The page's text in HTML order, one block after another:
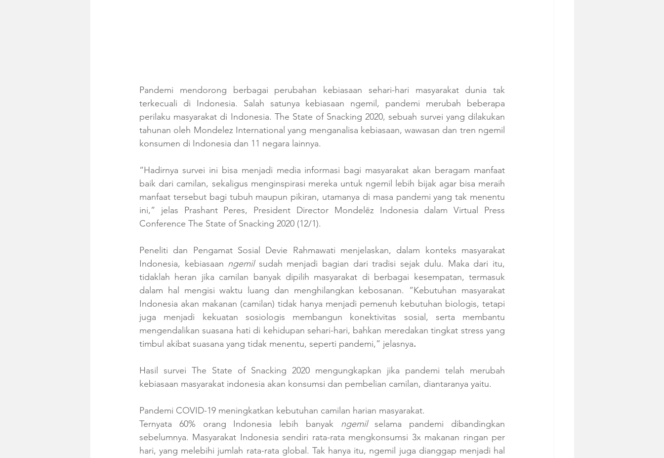
Pandemi mendorong berbagai perubahan kebiasaan sehari-hari masyarakat dunia tak
terkecuali di Indonesia. Salah satunya kebiasaan ngemil, pandemi merubah beberapa
perilaku masyarakat di Indonesia. The State of Snacking 2020, sebuah survei yang dilakukan
tahunan oleh Mondelez International yang menganalisa kebiasaan, wawasan dan tren ngemil
konsumen di Indonesia dan 11 negara lainnya.
“Hadirnya survei ini bisa menjadi media informasi bagi masyarakat akan beragam manfaat
baik dari camilan, sekaligus menginspirasi mereka untuk ngemil lebih bijak agar bisa meraih
manfaat tersebut bagi tubuh maupun pikiran, utamanya di masa pandemi yang tak menentu
ini,” jelas Prashant Peres, President Director Mondelēz Indonesia dalam Virtual Press
Conference The State of Snacking 2020 (12/1).
Peneliti dan Pengamat Sosial Devie Rahmawati menjelaskan, dalam konteks masyarakat
Indonesia, kebiasaan ngemil sudah menjadi bagian dari tradisi sejak dulu. Maka dari itu,
tidaklah heran jika camilan banyak dipilih masyarakat di berbagai kesempatan, termasuk
dalam hal mengisi waktu luang dan menghilangkan kebosanan. ”Kebutuhan masyarakat
Indonesia akan makanan (camilan) tidak hanya menjadi pemenuh kebutuhan biologis, tetapi
juga menjadi kekuatan sosiologis membangun konektivitas sosial, serta membantu
mengendalikan suasana hati di kehidupan sehari-hari, bahkan meredakan tingkat stress yang
timbul akibat suasana yang tidak menentu, seperti pandemi,” jelasnya.
Hasil survei The State of Snacking 2020 mengungkapkan jika pandemi telah merubah
kebiasaan masyarakat indonesia akan konsumsi dan pembelian camilan, diantaranya yaitu.
Pandemi COVID-19 meningkatkan kebutuhan camilan harian masyarakat.
Ternyata 60% orang Indonesia lebih banyak ngemil selama pandemi dibandingkan
sebelumnya. Masyarakat Indonesia sendiri rata-rata mengkonsumsi 3x makanan ringan per
hari, yang melebihi jumlah rata-rata global. Tak hanya itu, ngemil juga dianggap menjadi hal